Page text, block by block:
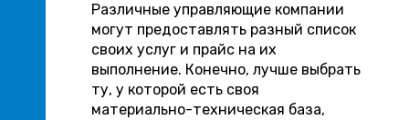
Различные управляющие компании
могут предоставлять разный список
своих услуг и прайс на их
выполнение. Конечно, лучше выбрать
ту, у которой есть своя
материально-техническая база,